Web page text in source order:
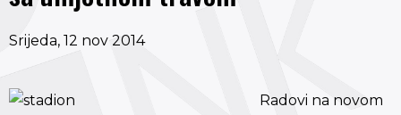
Srijeda, 12 nov 2014
Radovi na novom